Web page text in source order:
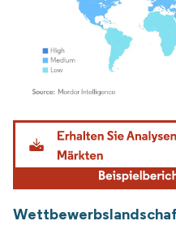
Bild © Mordor Intelligence.